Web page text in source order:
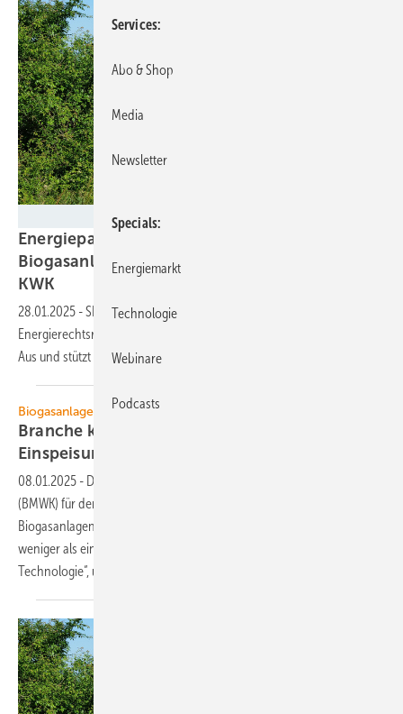
Energiepaket für NRW-Windkraft,
Biogasanlagen, Ladesäulen, Solarstrom und
KWK
28.01.2025 -SPD, Grüne und Union schnüren Bündel dringender
Energierechtsreformen. Es entschärft Fallen, rettet Anlagen vor dem
Aus und stützt
Investitionen.
Biogasanlagen
Branche kritisiert Entwurf für flexible
Einspeisung
08.01.2025 - Der Entwurf aus dem Bundeswirtschaftsministerium
(BMWK) für den flexiblen Stromnetz stützenden Betrieb von
Biogasanlagen erweckt heftige Kritik der Branche. Es sei „nicht
weniger als ein Leitfaden zum Ausstieg aus dieser unverzichtbaren
Technologie“, urteilte die Präsidentin des
Services
Abo & Shop
Media
Newsletter
Specials
Energiemarkt
Technologie
Webinare
Podcasts